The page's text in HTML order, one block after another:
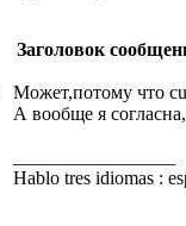
Заголовок
Может,потому что
А вообще я
Hablo tres idiomas :